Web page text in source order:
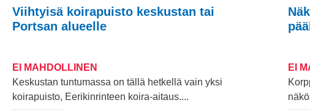
Viihtyisä koirapuisto keskustan tai
Portsan alueelle
EI MAHDOLLINEN
Keskustan tuntumassa on tällä hetkellä vain yksi
koirapuisto, Eerikinrinteen koira-aitaus....
EI